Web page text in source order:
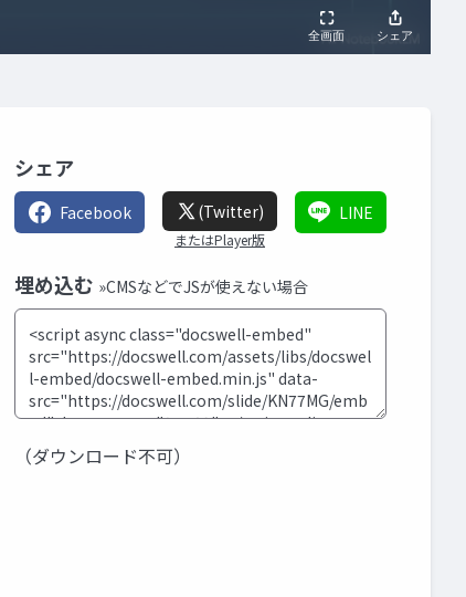
シェア
Facebook (Twitter)
またはPlayer版
LINE
埋め込む »CMSなどでJSが使えない場合
（ダウンロード不可）